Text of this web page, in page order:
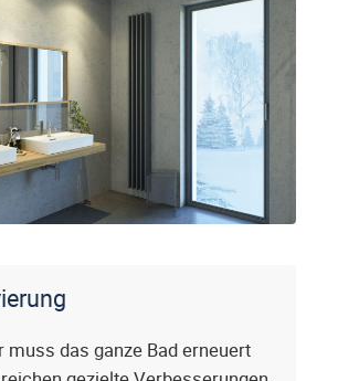
muss das ganze Bad erneuert